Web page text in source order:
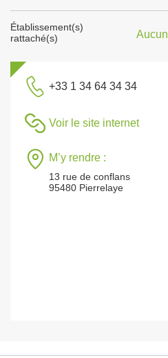
Établissement(s)
rattaché(s)
Aucun
+33 1 34 64 34 34
Voir le site internet
M’y rendre :
13 rue de conflans
95480 Pierrelaye